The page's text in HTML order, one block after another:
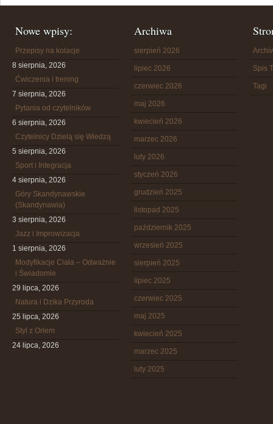
Nowe wpisy:
Przepisy na kolacje
8 sierpnia, 2026
Ćwiczenia i trening
7 sierpnia, 2026
Pytania od czytelników
6 sierpnia, 2026
Czytelnicy Dzielą się Wiedzą
5 sierpnia, 2026
Sport i Integracja
4 sierpnia, 2026
Góry Skandynawskie
(Skandynawia)
3 sierpnia, 2026
Jazz i Improwizacja
1 sierpnia, 2026
Modyfikacje Ciała – Odważnie
i Świadomie
29 lipca, 2026
Natura i Dzika Przyroda
25 lipca, 2026
Styl z Orłem
24 lipca, 2026
Archiwa
sierpień 2026
lipiec 2026
czerwiec 2026
maj 2026
kwiecień 2026
marzec 2026
luty 2026
styczeń 2026
grudzień 2025
listopad 2025
październik 2025
wrzesień 2025
sierpień 2025
lipiec 2025
czerwiec 2025
maj 2025
kwiecień 2025
marzec 2025
luty 2025
Spis
Tagi